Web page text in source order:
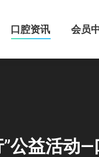
口腔资讯 会员
公益活动